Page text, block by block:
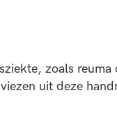
zoals
uit deze